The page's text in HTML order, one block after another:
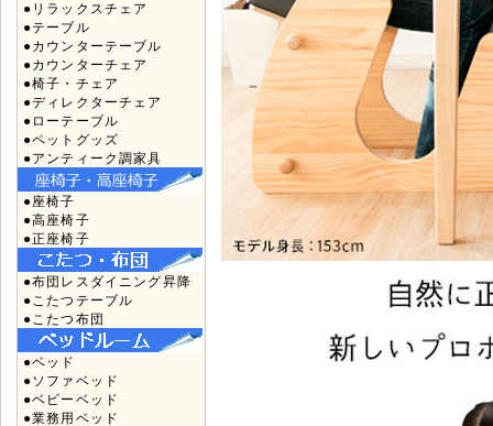
●リラックスチェア
●テーブル
●カウンターテーブル
●カウンターチェア
●椅子・チェア
●ディレクターチェア
●ローテーブル
●ペットグッズ
●アンティーク調家具
●座椅子
●高座椅子
●正座椅子
●布団レスダイニング昇降
●こたつテーブル
●こたつ布団
●ベッド
●ソファベッド
●ベビーベッド
●業務用ベッド